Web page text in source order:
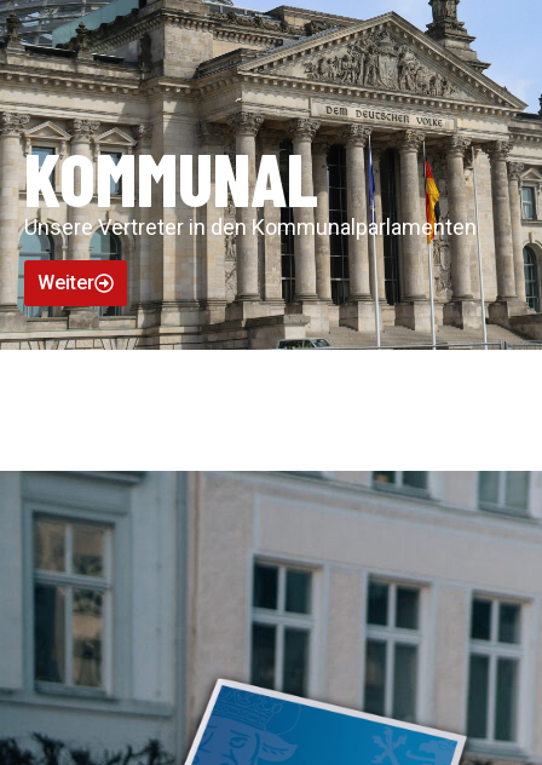
KOMMUNAL
Unsere Vertreter in den Kommunalparlamenten
Weiter